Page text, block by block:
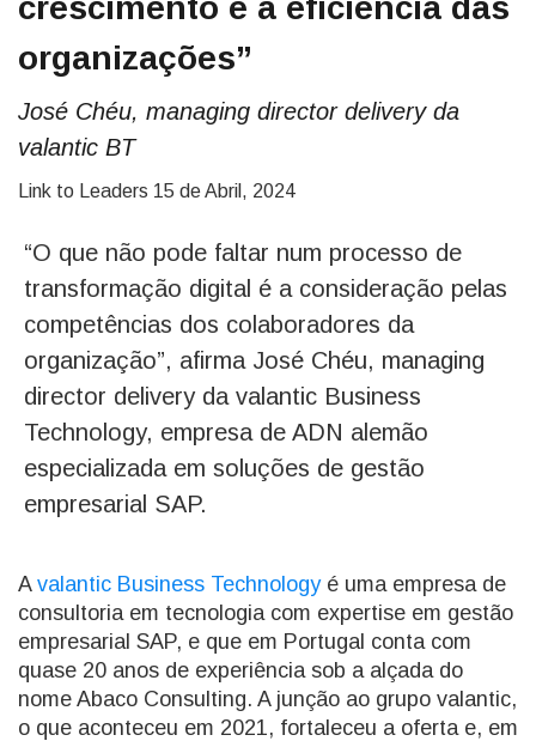
crescimento e a eficiência das
organizações”
José Chéu, managing director delivery da
valantic BT
Link to Leaders 15 de Abril, 2024
“O que não pode faltar num processo de
transformação digital é a consideração pelas
competências dos colaboradores da
organização”, afirma José Chéu, managing
director delivery da valantic Business
Technology, empresa de ADN alemão
especializada em soluções de gestão
empresarial SAP.
Avalantic Business Technologyé uma empresa de
consultoria em tecnologia com expertise em gestão
empresarial SAP, e que em Portugal conta com
quase 20 anos de experiência sob a alçada do
nome Abaco Consulting. A junção ao grupo valantic,
o que aconteceu em 2021, fortaleceu a oferta e, em